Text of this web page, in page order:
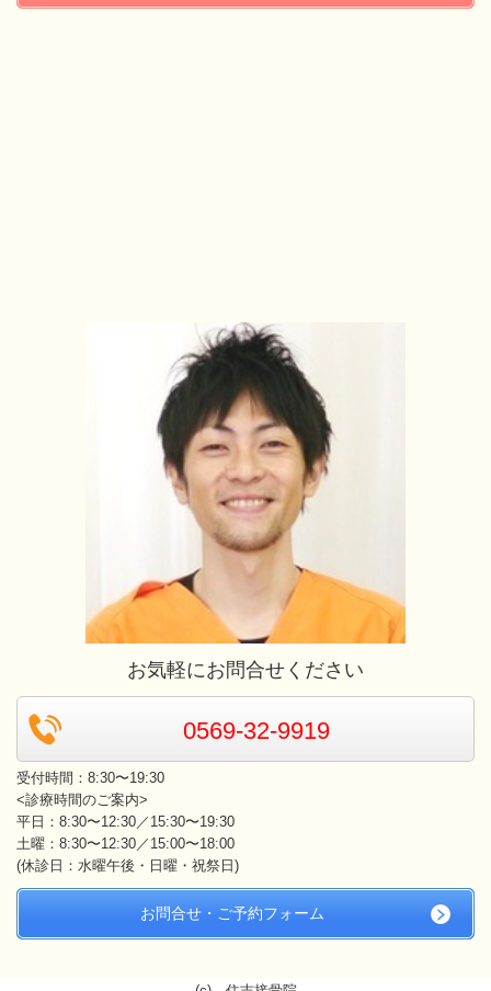
お気軽にお問合せください
0569-32-9919
受付時間：8:30〜19:30
<診療時間のご案内>
平日：8:30〜12:30／15:30〜19:30
土曜：8:30〜12:30／15:00〜18:00
(休診日：水曜午後・日曜・祝祭日)
お問合せ・ご予約フォーム